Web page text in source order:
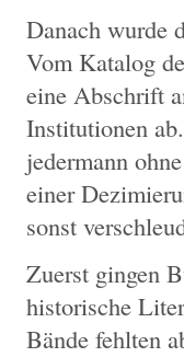
Danach wurde
Vom Katalog
eine Abschrift
Institutionen
jedermann
einer
sonst
Zuerst gingen
historische
Bände fehlten